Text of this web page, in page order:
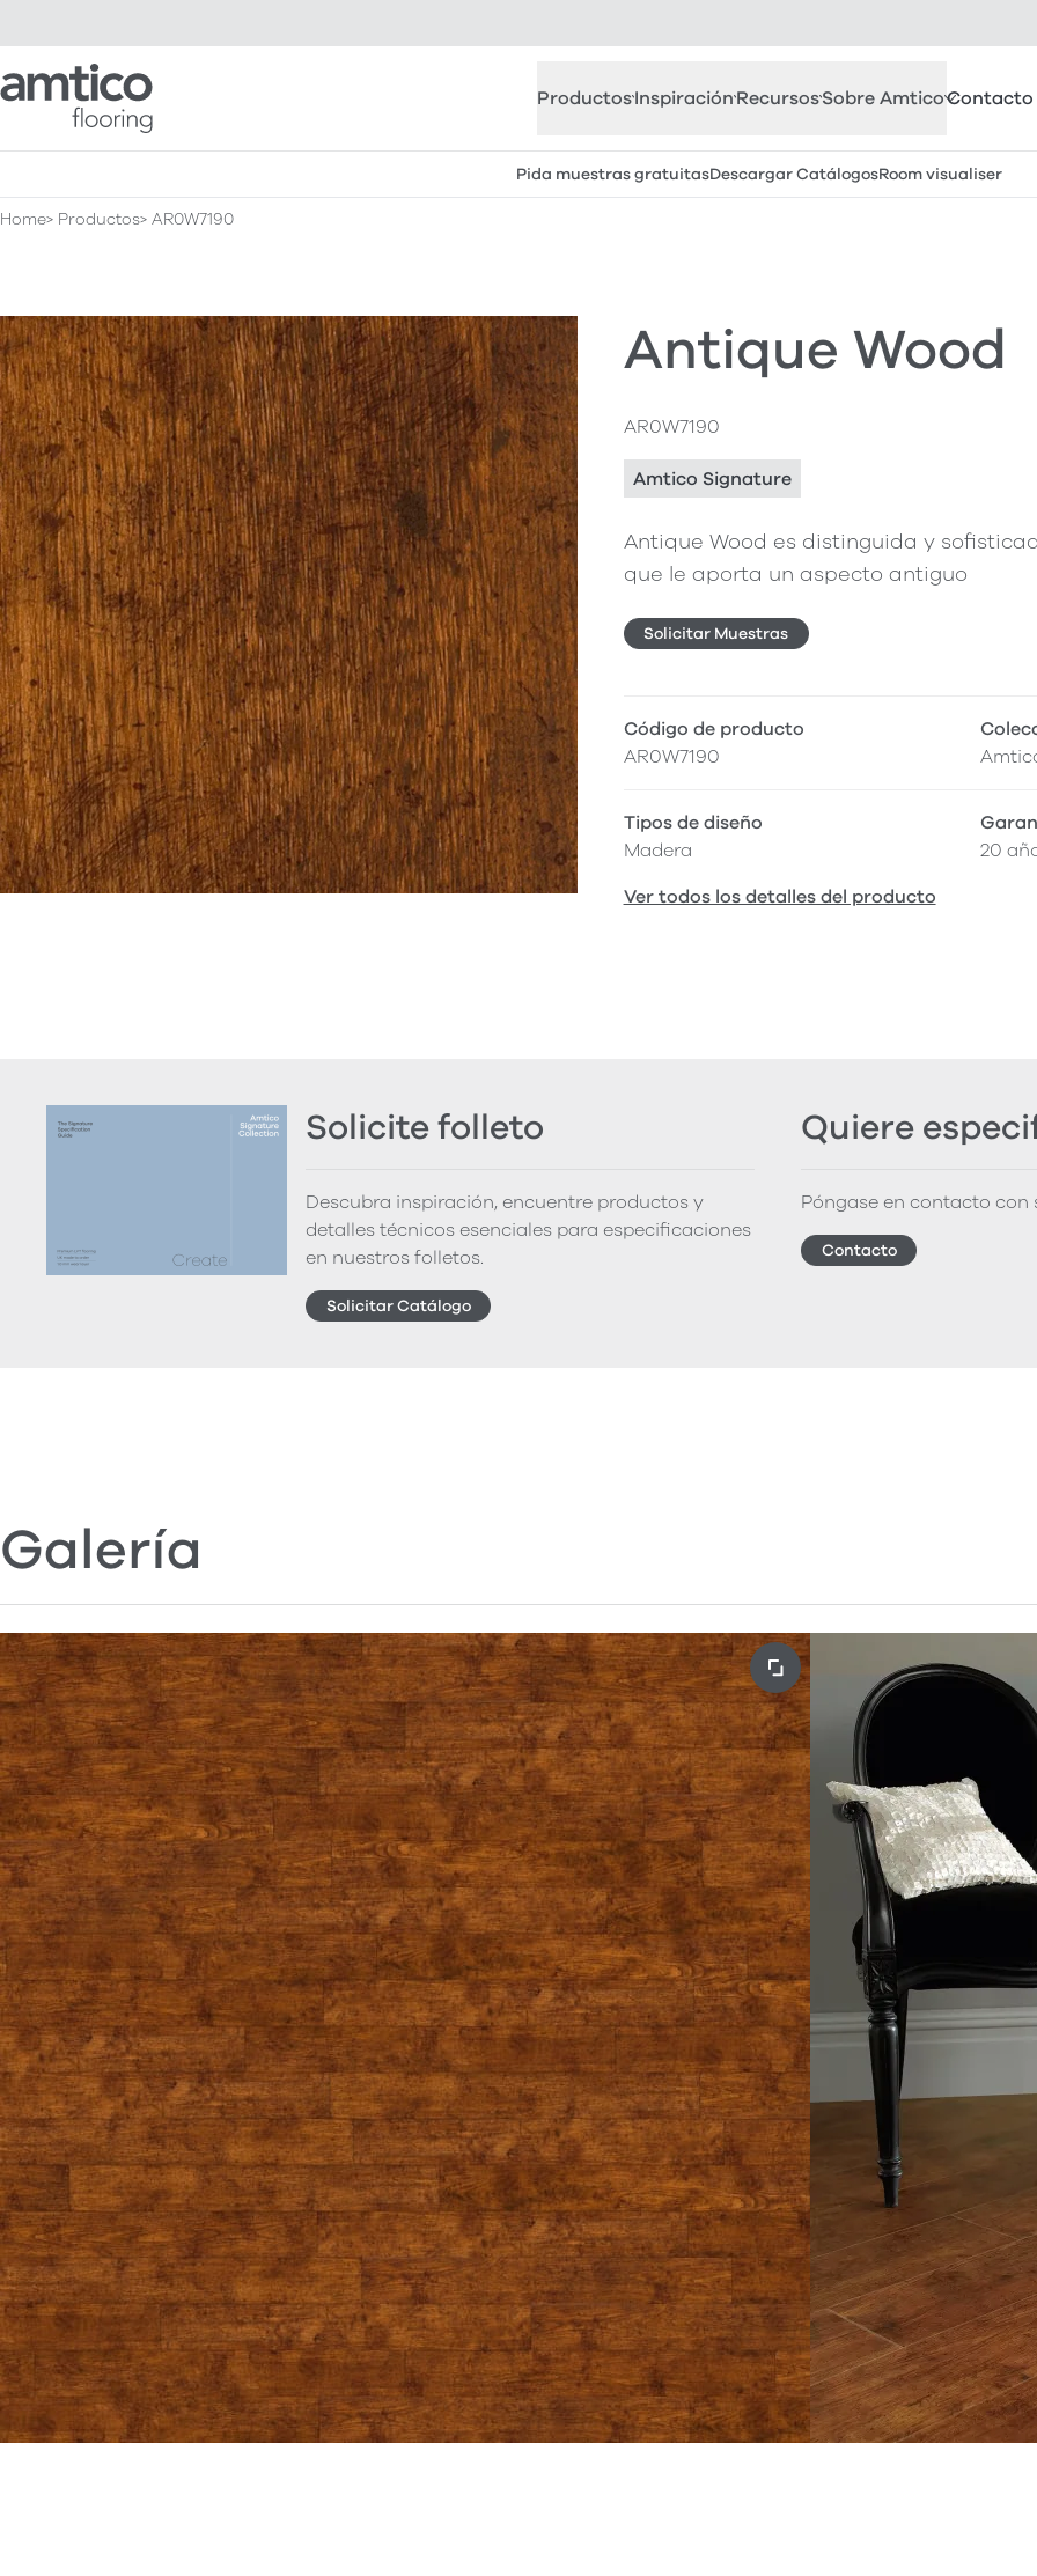
Amtico Flooring
ProductosInspiraciónRecursosSobre AmticoContacto
Pida muestras gratuitasDescargar CatálogosRoom visualiser
Home Productos AR0W7190
Antique Wood
AR0W7190
Amtico Signature
Antique Wood es distinguida y
que le aporta un aspecto antiguo
Solicitar Muestras
Código de producto
AR0W7190
Tipos de diseño
Madera
20
Ver todos los detalles del producto
Solicite folleto
Descubra inspiración, encuentre productos y
detalles técnicos esenciales para especificaciones
en nuestros folletos.
Solicitar Catálogo
Quiere
Póngase en contacto con
Contacto
Galería